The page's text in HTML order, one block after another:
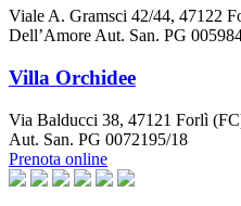
Viale A. Gramsci 42/44, 47122
Dell’Amore Aut. San. PG
Villa Orchidee
Via Balducci 38, 47121 Forlì
Aut. San. PG 0072195/18
Prenota online